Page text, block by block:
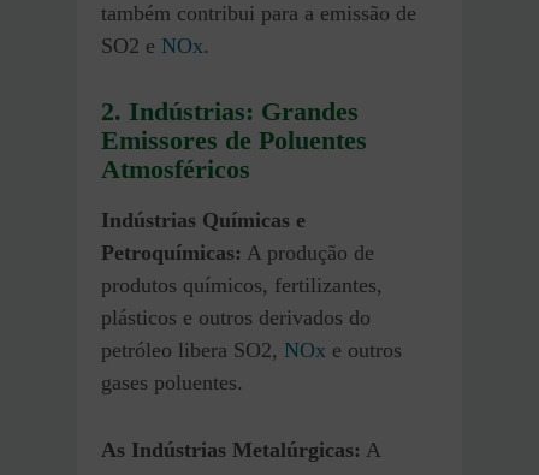
também contribui para a emissão de
SO2 e NOx.
2. Indústrias: Grandes
Emissores de Poluentes
Atmosféricos
Indústrias Químicas e
Petroquímicas: A produção de
produtos químicos, fertilizantes,
plásticos e outros derivados do
petróleo libera SO2, NOx e outros
gases poluentes.
As Indústrias Metalúrgicas: A